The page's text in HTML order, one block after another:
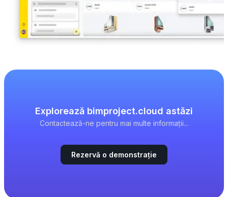
Explorează bimproject.cloud astăzi
Contactează-ne pentru mai multe informații...
Rezervă o demonstrație